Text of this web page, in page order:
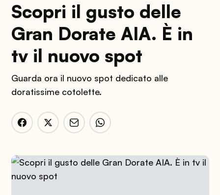
Guide
Concorsi
Mondo AIA
Scopri il gusto delle
Gran Dorate AIA. È in
tv il nuovo spot
Guarda ora il nuovo spot dedicato alle
doratissime cotolette.